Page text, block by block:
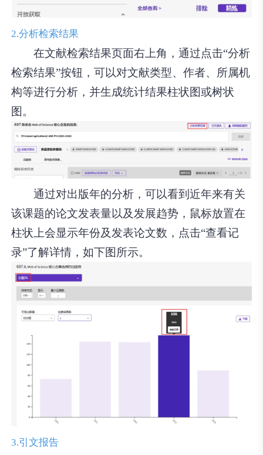
2.分析检索结果
在文献检索结果页面右上角，通过点击“分析
检索结果”按钮，可以对文献类型、作者、所属机
构等进行分析，并生成统计结果柱状图或树状
图。
通过对出版年的分析，可以看到近年来有关
该课题的论文发表量以及发展趋势，鼠标放置在
柱状上会显示年份及发表论文数，点击“查看记
录”了解详情，如下图所示。
3.引文报告